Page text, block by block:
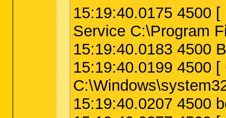
15:19:40.0175 4500
Service C:\Program
15:19:40.0183 4500
15:19:40.0199 4500
15:19:40.0207 4500